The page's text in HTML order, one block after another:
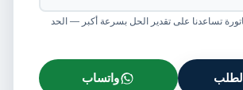
تساعدنا على تقدير الحل بسرعة أكبر — الحد
واتساب